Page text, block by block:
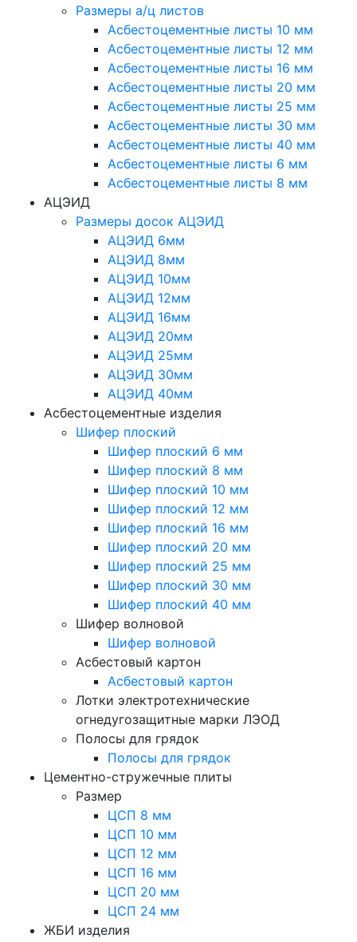
Размеры а/ц листов
Асбестоцементные листы 10 мм
Асбестоцементные листы 12 мм
Асбестоцементные листы 16 мм
Асбестоцементные листы 20 мм
Асбестоцементные листы 25 мм
Асбестоцементные листы 30 мм
Асбестоцементные листы 40 мм
Асбестоцементные листы 6 мм
Асбестоцементные листы 8 мм
АЦЭИД
Размеры досок АЦЭИД
АЦЭИД 6мм
АЦЭИД 8мм
АЦЭИД 10мм
АЦЭИД 12мм
АЦЭИД 16мм
АЦЭИД 20мм
АЦЭИД 25мм
АЦЭИД 30мм
АЦЭИД 40мм
Асбестоцементные изделия
Шифер плоский
Шифер плоский 6 мм
Шифер плоский 8 мм
Шифер плоский 10 мм
Шифер плоский 12 мм
Шифер плоский 16 мм
Шифер плоский 20 мм
Шифер плоский 25 мм
Шифер плоский 30 мм
Шифер плоский 40 мм
Шифер волновой
Шифер волновой
Асбестовый картон
Асбестовый картон
Лотки электротехнические
огнедугозащитные марки ЛЭОД
Полосы для грядок
Полосы для грядок
Цементно-стружечные плиты
Размер
ЦСП 8 мм
ЦСП 10 мм
ЦСП 12 мм
ЦСП 16 мм
ЦСП 20 мм
ЦСП 24 мм
ЖБИ изделия